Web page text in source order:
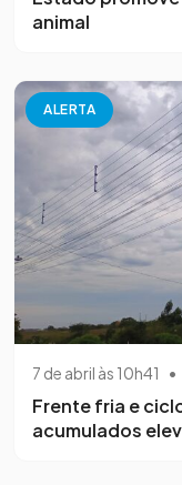
animal
ALERTA
7 de abril às 10h41 •
Frente fria e
acumulados